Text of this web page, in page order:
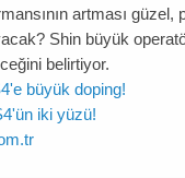
artması
Shin büyük
belirtiyor.
büyük doping!
iki yüzü!